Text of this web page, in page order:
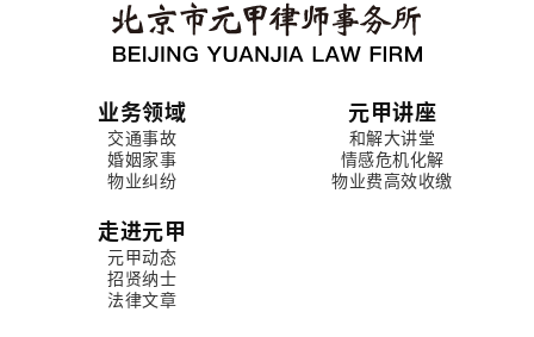
业务领域
交通事故
婚姻家事
物业纠纷
元甲讲座
和解大讲堂
情感危机化解
物业费高效收缴
走进元甲
元甲动态
招贤纳士
法律文章